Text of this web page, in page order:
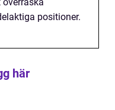
positioner.
här